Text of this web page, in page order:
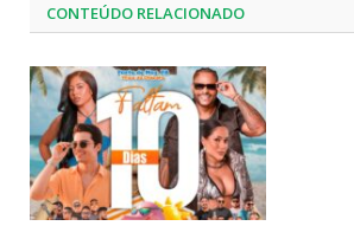
CONTEÚDO RELACIONADO